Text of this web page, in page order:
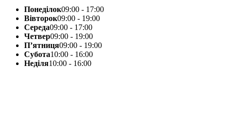
Понеділок09:00 - 17:00
Вівторок09:00 - 19:00
Середа09:00 - 17:00
Четвер09:00 - 19:00
П’ятниця09:00 - 19:00
Субота10:00 - 16:00
Неділя10:00 - 16:00